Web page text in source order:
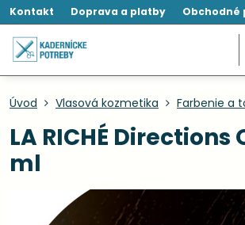
Kontakt Doprava a platby Obchodné
Úvod Vlasová kozmetika Farbenie a
LA RICHÉ Directions
ml